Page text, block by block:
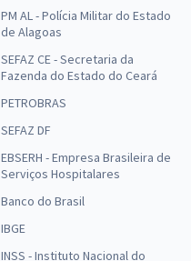
PM AL - Polícia Militar do Estado
de Alagoas
SEFAZ CE - Secretaria da
Fazenda do Estado do Ceará
PETROBRAS
SEFAZ DF
EBSERH - Empresa Brasileira de
Serviços Hospitalares
Banco do Brasil
IBGE
INSS - Instituto Nacional do